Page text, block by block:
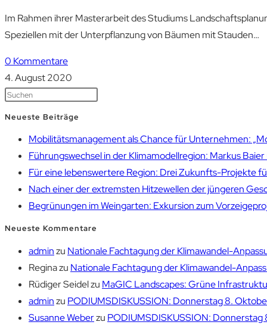
Im Rahmen ihrer Masterarbeit des Studiums
Speziellen mit der Unterpflanzung von Bäumen mit Stauden…
0 Kommentare
4. August 2020
Neueste Beiträge
Mobilitätsmanagement als Chance für Unternehmen:
Führungswechsel in der Klimamodellregion: Markus
Für eine lebenswertere Region: Drei Zukunfts-Projekte
Nach einer der extremsten Hitzewellen der jüngeren
Begrünungen im Weingarten: Exkursion zum
Neueste Kommentare
adminzu Nationale Fachtagung der Klimawandel-
Reginazu Nationale Fachtagung der Klimawandel-
Rüdiger Seidelzu MaGIC Landscapes: Grüne
adminzu PODIUMSDISKUSSION: Donnerstag 8.
Susanne Weberzu PODIUMSDISKUSSION: Donnerstag